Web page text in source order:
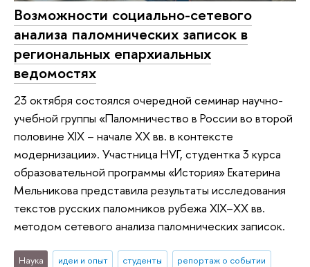
Возможности социально-сетевого
анализа паломнических записок в
региональных епархиальных
ведомостях
23 октября состоялся очередной семинар научно-
учебной группы «Паломничество в России во второй
половине XIX – начале XX вв. в контексте
модернизации». Участница НУГ, студентка 3 курса
образовательной программы «История» Екатерина
Мельникова представила результаты исследования
текстов русских паломников рубежа XIX–XX вв.
методом сетевого анализа паломнических записок.
Наука идеи и опыт студенты репортаж о событии